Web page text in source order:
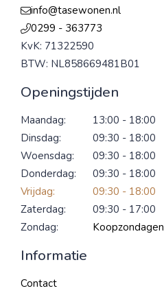
info@tasewonen.nl
0299 - 363773
KvK: 71322590
BTW: NL858669481B01
Openingstijden
Maandag:
13:00 - 18:00
Dinsdag:
09:30 - 18:00
Woensdag:
09:30 - 18:00
Donderdag:
09:30 - 18:00
Vrijdag:
09:30 - 18:00
Zaterdag:
09:30 - 17:00
Zondag:
Koopzondagen
Informatie
Contact